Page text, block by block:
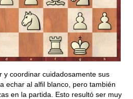
y coordinar cuidadosamente sus
echar al alfil blanco, pero también
en la partida. Esto resultó ser muy